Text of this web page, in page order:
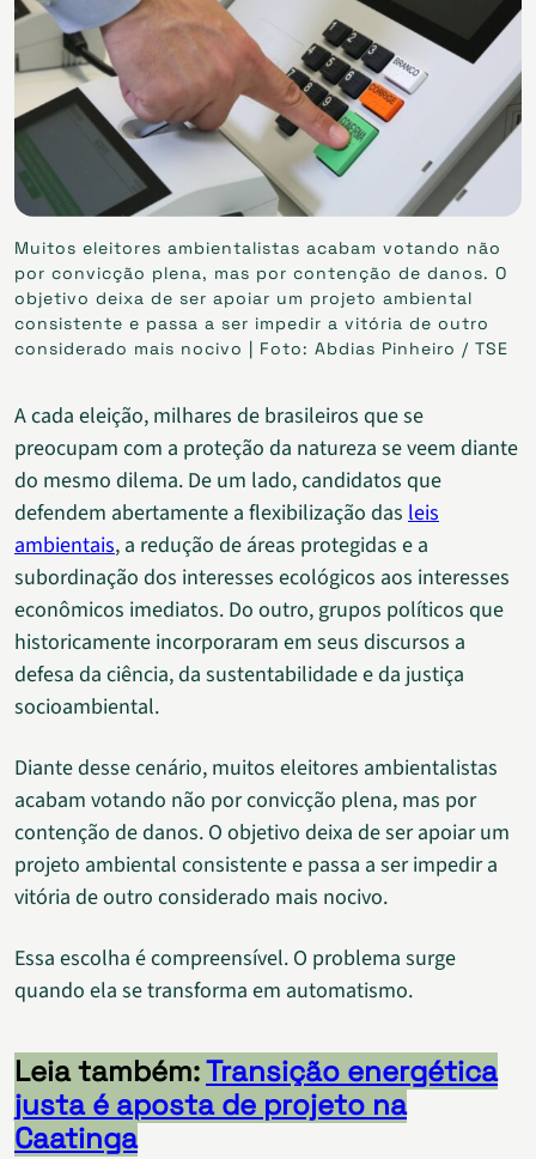
Muitos eleitores ambientalistas acabam votando não
por convicção plena, mas por contenção de danos. O
objetivo deixa de ser apoiar um projeto ambiental
consistente e passa a ser impedir a vitória de outro
considerado mais nocivo | Foto: Abdias Pinheiro / TSE
A cada eleição, milhares de brasileiros que se
preocupam com a proteção da natureza se veem diante
do mesmo dilema. De um lado, candidatos que
defendem abertamente a flexibilização das leis
ambientais, a redução de áreas protegidas e a
subordinação dos interesses ecológicos aos interesses
econômicos imediatos. Do outro, grupos políticos que
historicamente incorporaram em seus discursos a
defesa da ciência, da sustentabilidade e da justiça
socioambiental.
Diante desse cenário, muitos eleitores ambientalistas
acabam votando não por convicção plena, mas por
contenção de danos. O objetivo deixa de ser apoiar um
projeto ambiental consistente e passa a ser impedir a
vitória de outro considerado mais nocivo.
Essa escolha é compreensível. O problema surge
quando ela se transforma em automatismo.
Leia também:Transição energética
justa é aposta de projeto na
Caatinga